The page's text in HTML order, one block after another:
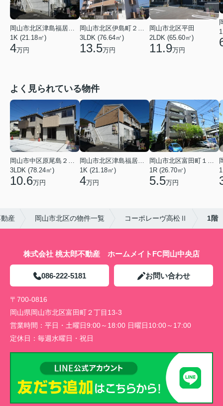
岡山市北区津島福居１丁目
1K (21.18㎡)
4万円
岡山市北区伊島町２丁目
3LDK (76.64㎡)
13.5万円
岡山市北区平田
2LDK (65.60㎡)
11.9万円
よく見られている物件
岡山市中区原尾島２丁目
3LDK (78.24㎡)
10.6万円
岡山市北区津島福居１丁目
1K (21.18㎡)
4万円
岡山市北区富田町１丁目
1R (26.70㎡)
5.5万円
産 岡山市北区の物件一覧 コーポレーヴ高松Ⅱ 1階
株式会社 桃太郎不動産 ホームメイトFC岡山中央店
086-222-5181 お問い合わせ
〒700-0816
岡山県岡山市北区富田町２丁目13-3
営業時間： 平日・土曜日9:00～18:00 日曜日10:00～17:00
定休日： 毎週水曜日・祝日